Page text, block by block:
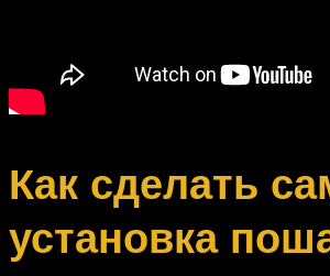
Как сделать
установка